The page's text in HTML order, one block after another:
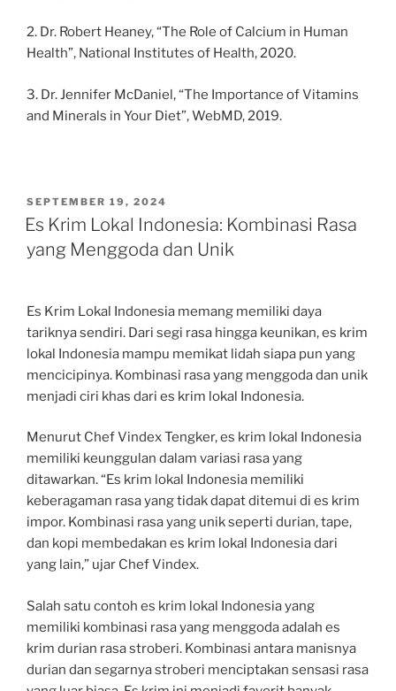
2. Dr. Robert Heaney, “The Role of Calcium in Human
Health”, National Institutes of Health, 2020.
3. Dr. Jennifer McDaniel, “The Importance of Vitamins
and Minerals in Your Diet”, WebMD, 2019.
POSTED
ON
SEPTEMBER 19, 2024
Es Krim Lokal Indonesia: Kombinasi Rasa
yang Menggoda dan Unik
Es Krim Lokal Indonesia memang memiliki daya
tariknya sendiri. Dari segi rasa hingga keunikan, es krim
lokal Indonesia mampu memikat lidah siapa pun yang
mencicipinya. Kombinasi rasa yang menggoda dan unik
menjadi ciri khas dari es krim lokal Indonesia.
Menurut Chef Vindex Tengker, es krim lokal Indonesia
memiliki keunggulan dalam variasi rasa yang
ditawarkan. “Es krim lokal Indonesia memiliki
keberagaman rasa yang tidak dapat ditemui di es krim
impor. Kombinasi rasa yang unik seperti durian, tape,
dan kopi membedakan es krim lokal Indonesia dari
yang lain,” ujar Chef Vindex.
Salah satu contoh es krim lokal Indonesia yang
memiliki kombinasi rasa yang menggoda adalah es
krim durian rasa stroberi. Kombinasi antara manisnya
durian dan segarnya stroberi menciptakan sensasi rasa